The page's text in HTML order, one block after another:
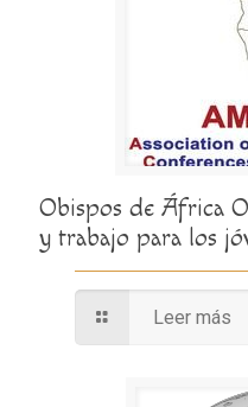
Obispos de África
y trabajo para los
Leer más